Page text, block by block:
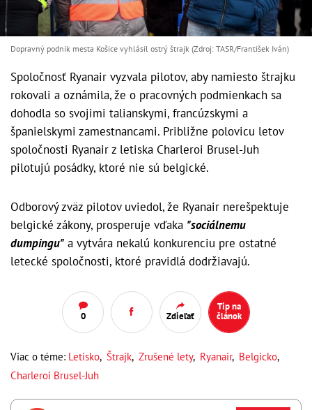
Dopravný podnik mesta Košice vyhlásil ostrý štrajk (Zdroj: TASR/František Iván)
Spoločnosť Ryanair vyzvala pilotov, aby namiesto štrajku
rokovali a oznámila, že o pracovných podmienkach sa
dohodla so svojimi talianskymi, francúzskymi a
španielskymi zamestnancami. Približne polovicu letov
spoločnosti Ryanair z letiska Charleroi Brusel-Juh
pilotujú posádky, ktoré nie sú belgické.
Odborový zväz pilotov uviedol, že Ryanair nerešpektuje
belgické zákony, prosperuje vďaka "sociálnemu
dumpingu" a vytvára nekalú konkurenciu pre ostatné
letecké spoločnosti, ktoré pravidlá dodržiavajú.
0 Zdieľať
Tip na
článok
Viac o téme: Letisko, Štrajk, Zrušené lety, Ryanair, Belgicko,
Charleroi Brusel-Juh